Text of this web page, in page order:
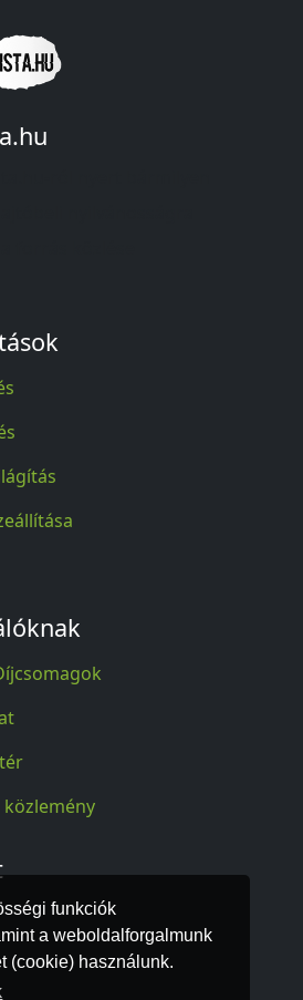
funkciók
a weboldalforgalmunk
(cookie) használunk.